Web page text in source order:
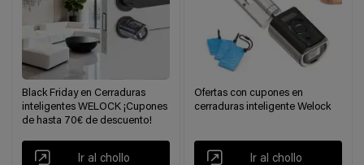
Black Friday en Cerraduras
inteligentes WELOCK ¡Cupones
de hasta 70€ de descuento!
Ir al chollo
Ofertas con cupones en
cerraduras inteligente Welock
Ir al chollo